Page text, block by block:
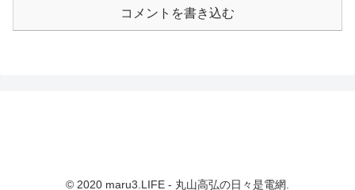
コメントを書き込む
© 2020 maru3.LIFE - 丸山高弘の日々是電網.